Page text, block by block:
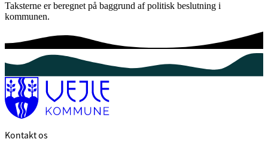
Taksterne er beregnet på baggrund af politisk beslutning i
kommunen.
Kontakt os